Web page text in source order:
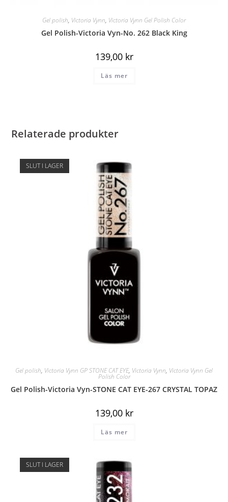
Gel polish, Victoria Vynn, Victoria Vynn Gel Polish Color
Gel Polish-Victoria Vyn-No. 262 Black King
139,00 kr
Läs mer
Relaterade produkter
SLUT I LAGER
Gel polish, Victoria Vynn GP STONE CAT EYE, Victoria Vynn, Victoria Vynn Gel
Polish Color
Gel Polish-Victoria Vyn-STONE CAT EYE-267 CRYSTAL TOPAZ
139,00 kr
Läs mer
SLUT I LAGER